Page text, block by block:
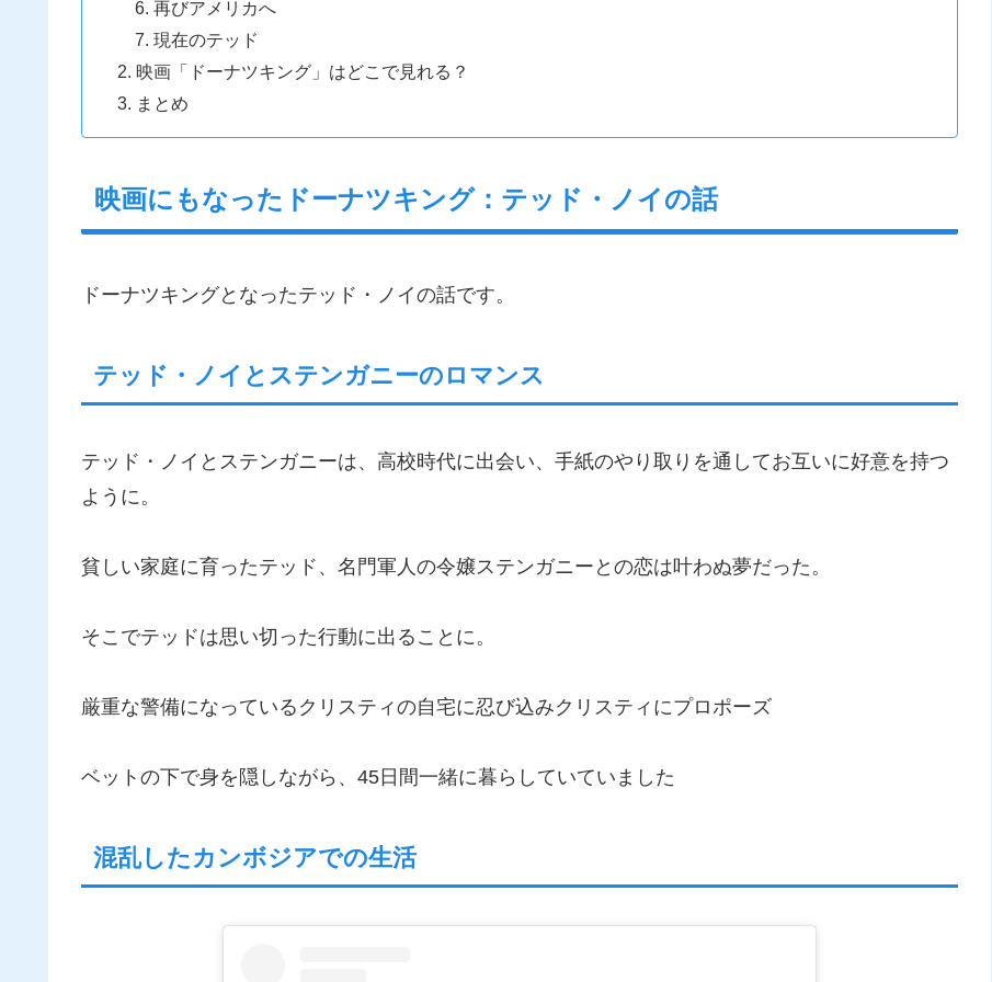
再びアメリカへ
現在のテッド
映画「ドーナツキング」はどこで見れる？
まとめ
映画にもなったドーナツキング：テッド・ノイの話
ドーナツキングとなったテッド・ノイの話です。
テッド・ノイとステンガニーのロマンス
テッド・ノイとステンガニーは、高校時代に出会い、手紙のやり取りを通してお互いに好意を持つ
ように。
貧しい家庭に育ったテッド、名門軍人の令嬢ステンガニーとの恋は叶わぬ夢だった。
そこでテッドは思い切った行動に出ることに。
厳重な警備になっているクリスティの自宅に忍び込みクリスティにプロポーズ
ベットの下で身を隠しながら、45日間一緒に暮らしていていました
混乱したカンボジアでの生活